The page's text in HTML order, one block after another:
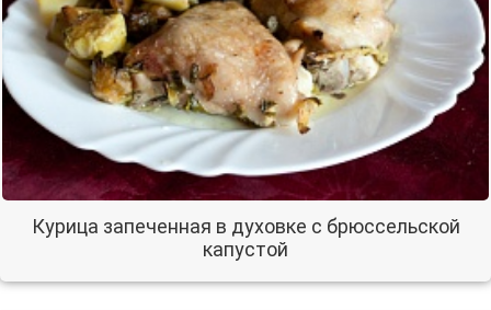
Курица запеченная в духовке с брюссельской
капустой